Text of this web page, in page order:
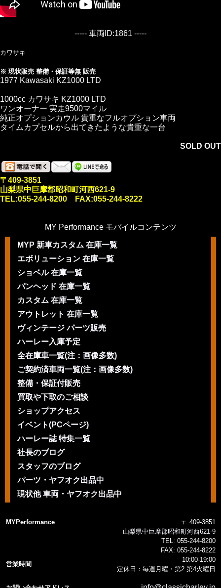
----- 車両ID:1861 -----
カワサキ
※ 現状販売 整備・保証等無 販売
1977 Kawasaki KZ1000 LTD
1000cc カワサキ KZ1000 LTD
ワンオーナー 実走9500マイル
純正オプションカウル 貴重なフルオプション車両
タイムカプセルから出てきたような貴重な一台
SOLD OUT
〒409-3851
山梨県中巨摩郡昭和町河西621-9
TEL:055-244-8200 FAX:055-244-8222
MY Performance モバイルコンテンツ
MYP 新車カスタム 在庫一覧
エボリューション 在庫一覧
ショベル 在庫一覧
パンヘッド 在庫一覧
カスタム 在庫一覧
アウトレット 在庫一覧
ヴィンテージ パーツ販売
ハーレー入庫予定
全在庫車一覧(注：画像多数)
ご契約済車両一覧(注：画像多数)
整備・保証付販売
買取や下取のご相談
ショップアクセス
イベント(PCページ)
ハーレー誌 特集一覧
社長のブログ
スタッフのブログ
パーツ・ヤフオク出品中
現状他 車両・ヤフオク出品中
MYPerformance
〒 409-3851
山梨県中巨摩郡昭和町河西621-9
TEL: 055-244-8200
FAX: 055-244-8222
営業時間
10:00-19:00
定休日：毎週月曜・第2 第4火曜日